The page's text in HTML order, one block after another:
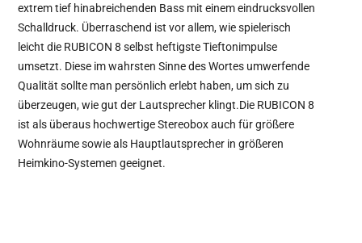
extrem tief hinabreichenden Bass mit einem eindrucksvollen
Schalldruck. Überraschend ist vor allem, wie spielerisch
leicht die RUBICON 8 selbst heftigste Tieftonimpulse
umsetzt. Diese im wahrsten Sinne des Wortes umwerfende
Qualität sollte man persönlich erlebt haben, um sich zu
überzeugen, wie gut der Lautsprecher klingt.Die RUBICON 8
ist als überaus hochwertige Stereobox auch für größere
Wohnräume sowie als Hauptlautsprecher in größeren
Heimkino-Systemen geeignet.